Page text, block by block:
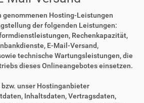
genommenen Hosting-Leistungen
der folgenden Leistungen:
Rechenkapazität,
E-Mail-Versand,
technische Wartungsleistungen, die
dieses Onlineangebotes einsetzen.
unser Hostinganbieter
Inhaltsdaten, Vertragsdaten,